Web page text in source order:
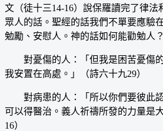
文（徒十三14-16）說保羅讀完了律法
眾人的話。聖經的話我們不單要應驗
勉勵、安慰人。神的話如何能勸勉人？
對憂傷的人：「但我是困苦憂傷
我安置在高處。」（詩六十九29）
對病患的人：「所以你們要彼此認
可以得醫治。義人祈禱所發的力量是
16）